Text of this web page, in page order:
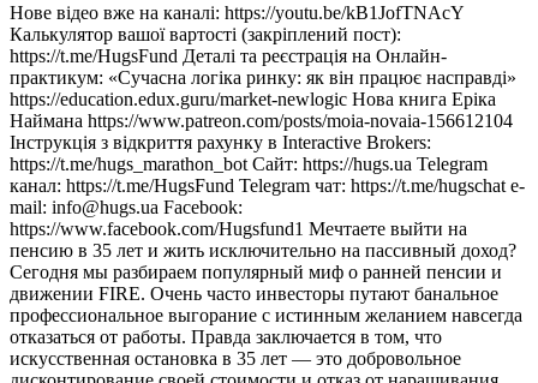
Нове відео вже на каналі: https://youtu.be/kB1JofTNAcY
Калькулятор вашої вартості (закріплений пост):
https://t.me/HugsFund Деталі та реєстрація на Онлайн-
практикум: «Сучасна логіка ринку: як він працює насправді»
https://education.edux.guru/market-newlogic Нова книга Еріка
Наймана https://www.patreon.com/posts/moia-novaia-156612104
Інструкція з відкриття рахунку в Interactive Brokers:
https://t.me/hugs_marathon_bot Сайт: https://hugs.ua Telegram
канал: https://t.me/HugsFund Telegram чат: https://t.me/hugschat e-
mail: info@hugs.ua Facebook:
https://www.facebook.com/Hugsfund1 Мечтаете выйти на
пенсию в 35 лет и жить исключительно на пассивный доход?
Сегодня мы разбираем популярный миф о ранней пенсии и
движении FIRE. Очень часто инвесторы путают банальное
профессиональное выгорание с истинным желанием навсегда
отказаться от работы. Правда заключается в том, что
искусственная остановка в 35 лет — это добровольное